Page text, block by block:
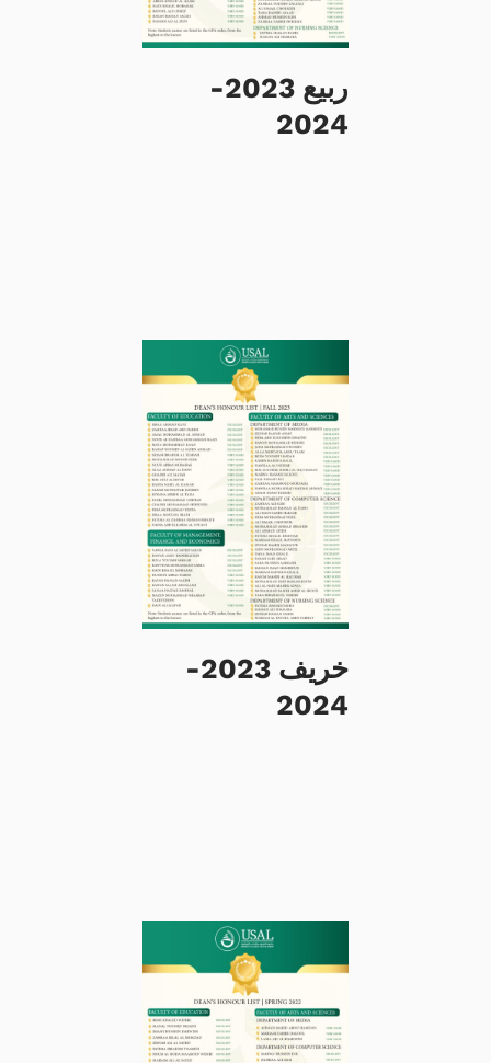
ربيع 2023-
2024
خريف 2023-
2024